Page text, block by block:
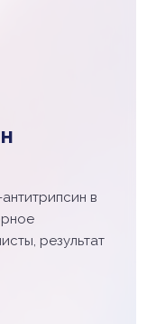
в
результат